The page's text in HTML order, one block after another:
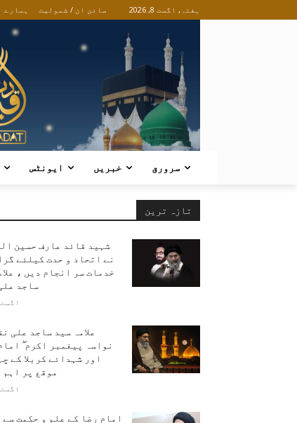
ہفتہ, اگست 8, 2026 سائن ان / شمولیت ہمارے
سرورق خبریں ایونٹس
تازہ ترین
شہید قائد عارف حسین
نے اتحاد و حدت کیلئے
خدمات سر انجام دیں ،
ساجد
اگست 5, 2026
علامہ سید ساجد علی
نواسہ پیغمبر اکرم
اور شہدائے کربلا کے
موقع پر اہم
اگست 3, 2026
امام رضا کے علم و حکمت سے